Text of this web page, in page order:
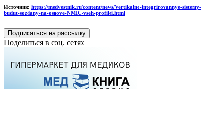
Источник: https://medvestnik.ru/content/news/Vertikalno-integrirovannye-sistemy-
budut-sozdany-na-osnove-NMIC-vseh-profilei.html
Подписаться на рассылку
Поделиться в соц. сетях